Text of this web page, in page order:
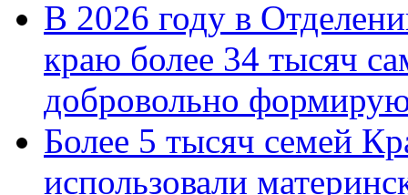
В 2026 году в
краю более 34 тысяч
добровольно
Более 5 тысяч семей
использовали